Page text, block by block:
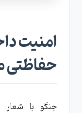
امنیت
حفاظتی